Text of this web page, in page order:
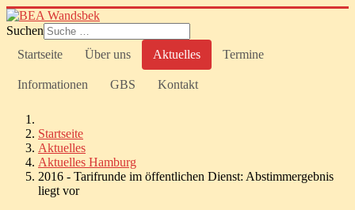
Suchen
Startseite
Über uns Aktuelles Termine
Informationen GBS Kontakt
Startseite
Aktuelles
Aktuelles Hamburg
2016 - Tarifrunde im öffentlichen Dienst: Abstimmergebnis
liegt vor